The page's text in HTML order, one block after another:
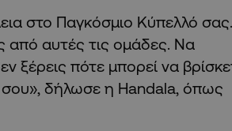
στο Παγκόσμιο Κύπελλό σας.
από αυτές τις ομάδες. Να
ξέρεις πότε μπορεί να
δήλωσε η Handala, όπως